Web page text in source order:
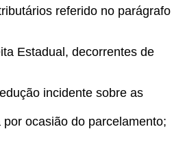
referido no parágrafo
Estadual, decorrentes de
incidente sobre as
ocasião do parcelamento;